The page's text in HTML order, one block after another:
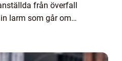
från överfall
larm som går om